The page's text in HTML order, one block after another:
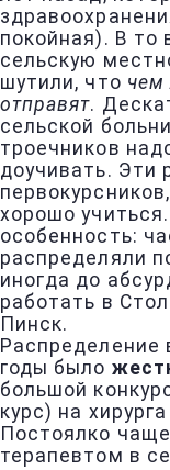
покойная). В то
сельскую
шутили, что чем
отправят.
сельской
троечников
доучивать. Эти
хорошо
особенность:
распределяли
иногда до
работать в
Пинск.
Раcпределение
годы было
большой
курс) на
Постоялко
терапевтом в